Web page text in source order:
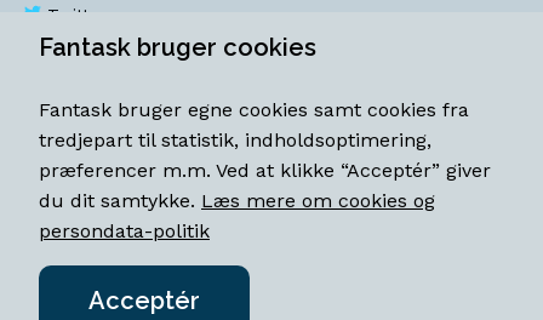
Twitter
YouTube
Åbningstider
Mandag-torsdag 11-18
Fredag 11-18.30
Lørdag 11-15
Fantask bruger cookies
Fantask bruger egne cookies samt cookies fra
tredjepart til statistik, indholdsoptimering,
præferencer m.m. Ved at klikke “Acceptér” giver
du dit samtykke. Læs mere om cookies og
persondata-politik
Acceptér